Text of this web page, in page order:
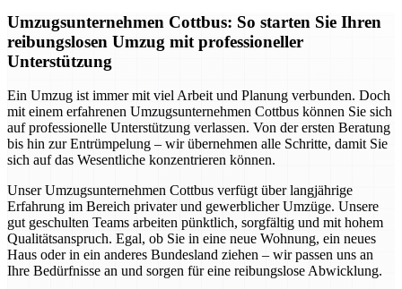
Umzugsunternehmen Cottbus: So starten Sie Ihren
reibungslosen Umzug mit professioneller
Unterstützung
Ein Umzug ist immer mit viel Arbeit und Planung verbunden. Doch
mit einem erfahrenen Umzugsunternehmen Cottbus können Sie sich
auf professionelle Unterstützung verlassen. Von der ersten Beratung
bis hin zur Entrümpelung – wir übernehmen alle Schritte, damit Sie
sich auf das Wesentliche konzentrieren können.
Unser Umzugsunternehmen Cottbus verfügt über langjährige
Erfahrung im Bereich privater und gewerblicher Umzüge. Unsere
gut geschulten Teams arbeiten pünktlich, sorgfältig und mit hohem
Qualitätsanspruch. Egal, ob Sie in eine neue Wohnung, ein neues
Haus oder in ein anderes Bundesland ziehen – wir passen uns an
Ihre Bedürfnisse an und sorgen für eine reibungslose Abwicklung.